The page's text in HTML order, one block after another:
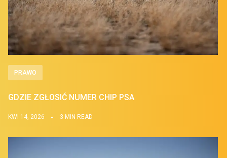
PRAWO
GDZIE ZGŁOSIĆ NUMER CHIP PSA
KWI 14, 2026 3 MIN READ